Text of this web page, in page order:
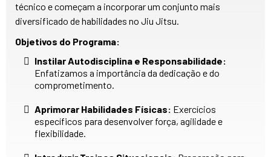
técnico e começam a incorporar um conjunto mais
diversificado de habilidades no Jiu Jitsu.
Objetivos do Programa:
Instilar Autodisciplina e Responsabilidade:
Enfatizamos a importância da dedicação e do
comprometimento.
Aprimorar Habilidades Físicas: Exercícios
específicos para desenvolver força, agilidade e
flexibilidade.